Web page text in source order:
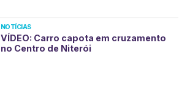
NOTÍCIAS
VÍDEO: Carro capota em cruzamento
no Centro de Niterói